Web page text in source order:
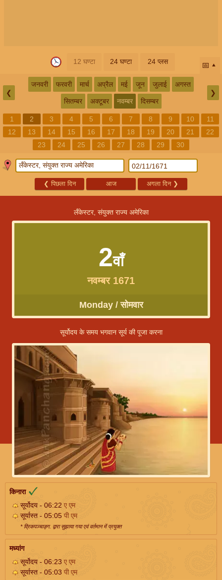
12 घण्टा 24 घण्टा 24 प्लस 📅
❮
जनवरी फरवरी मार्च अप्रैल मई जून जुलाई अगस्त
सितम्बर अक्टूबर नवम्बर दिसम्बर
❯
1 2 3 4 5 6 7 8 9 10
11
12
13 14 15 16 17 18 19 20 21
22
23
24 25 26 27 28 29 30
❮ पिछला दिन आज अगला दिन ❯
लँकेस्टर, संयुक्त राज्य अमेरिका
2वाँ
नवम्बर 1671
Monday / सोमवार
सूर्योदय के समय भगवान सूर्य की पूजा करना
किनारा
सूर्योदय - 06:22 ए एम
सूर्यास्त - 05:05 पी एम
* द्रिकपञ्चाङ्ग. द्वारा सुझाया गया एवं वर्तमान में प्रयुक्त
मध्यांग
सूर्योदय - 06:23 ए एम
सूर्यास्त - 05:03 पी एम